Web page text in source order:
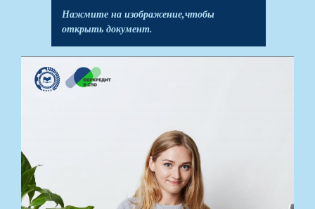
Нажмите на изображение,чтобы
открыть документ.